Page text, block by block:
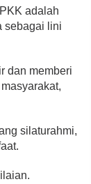
adalah
sebagai lini
dan memberi
silaturahmi,